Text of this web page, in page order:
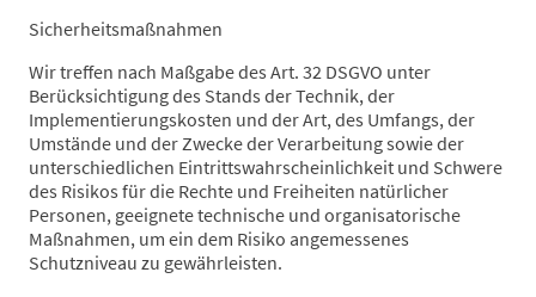
Sicherheitsmaßnahmen
Wir treffen nach Maßgabe des Art. 32 DSGVO unter
Berücksichtigung des Stands der Technik, der
Implementierungskosten und der Art, des Umfangs, der
Umstände und der Zwecke der Verarbeitung sowie der
unterschiedlichen Eintrittswahrscheinlichkeit und Schwere
des Risikos für die Rechte und Freiheiten natürlicher
Personen, geeignete technische und organisatorische
Maßnahmen, um ein dem Risiko angemessenes
Schutzniveau zu gewährleisten.